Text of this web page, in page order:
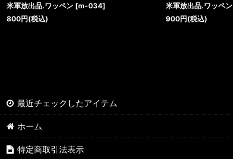
米軍放出品.ワッペン [m-034]
800円(税込)
米軍放出品.ワッペン
900円(税込)
最近チェックしたアイテム
ホーム
特定商取引法表示